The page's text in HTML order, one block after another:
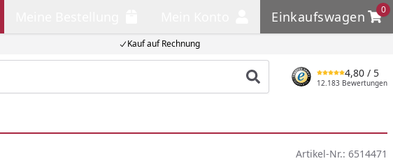
Kauf auf Rechnung
Einkaufswagen
0
Einkaufswagen
Produkt suchen
4,80 / 5
12.183 Bewertungen
Artikel-Nr.: 6514471